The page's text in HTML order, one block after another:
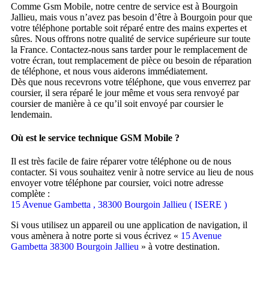
Comme Gsm Mobile, notre centre de service est à Bourgoin
Jallieu, mais vous n’avez pas besoin d’être à Bourgoin pour que
votre téléphone portable soit réparé entre des mains expertes et
sûres. Nous offrons notre qualité de service supérieure sur toute
la France. Contactez-nous sans tarder pour le remplacement de
votre écran, tout remplacement de pièce ou besoin de réparation
de téléphone, et nous vous aiderons immédiatement.
Dès que nous recevrons votre téléphone, que vous enverrez par
coursier, il sera réparé le jour même et vous sera renvoyé par
coursier de manière à ce qu’il soit envoyé par coursier le
lendemain.
Où est le service technique GSM Mobile ?
Il est très facile de faire réparer votre téléphone ou de nous
contacter. Si vous souhaitez venir à notre service au lieu de nous
envoyer votre téléphone par coursier, voici notre adresse
complète :
15 Avenue Gambetta , 38300 Bourgoin Jallieu ( ISERE )
Si vous utilisez un appareil ou une application de navigation, il
vous amènera à notre porte si vous écrivez « 15 Avenue
Gambetta 38300 Bourgoin Jallieu » à votre destination.